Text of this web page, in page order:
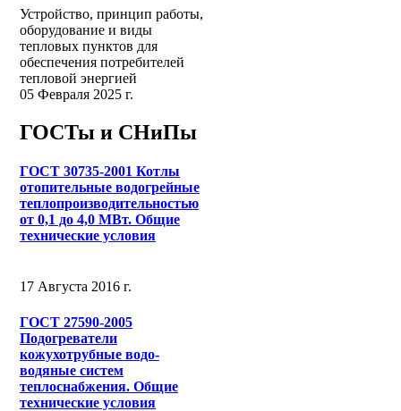
Устройство, принцип работы,
оборудование и виды
тепловых пунктов для
обеспечения потребителей
тепловой энергией
05 Февраля 2025 г.
ГОСТы и СНиПы
ГОСТ 30735-2001 Котлы
отопительные водогрейные
теплопроизводительностью
от 0,1 до 4,0 МВт. Общие
технические условия
17 Августа 2016 г.
ГОСТ 27590-2005
Подогреватели
кожухотрубные водо-
водяные систем
теплоснабжения. Общие
технические условия